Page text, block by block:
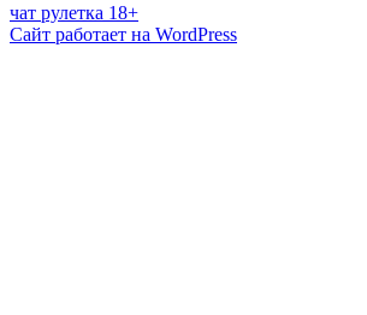
чат рулетка 18+
Сайт работает на WordPress